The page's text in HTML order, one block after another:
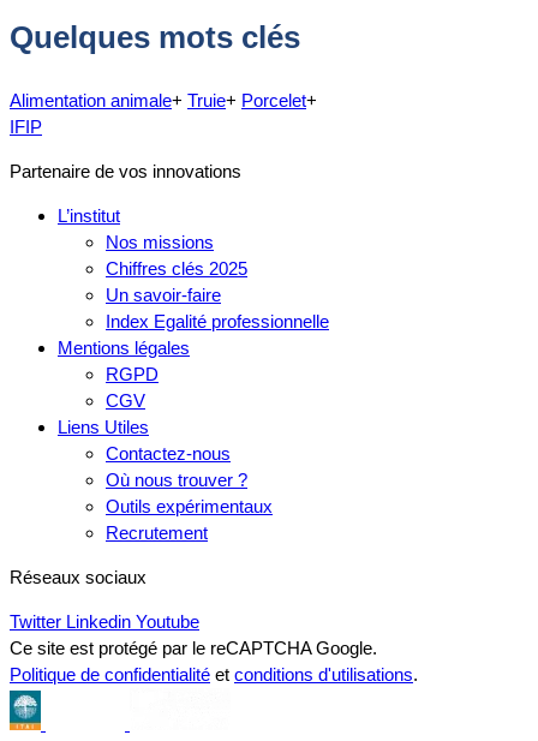
Quelques mots clés
Alimentation animale+ Truie+ Porcelet+
IFIP
Partenaire de vos innovations
L’institut
Nos missions
Chiffres clés 2025
Un savoir-faire
Index Egalité professionnelle
Mentions légales
RGPD
CGV
Liens Utiles
Contactez-nous
Où nous trouver ?
Outils expérimentaux
Recrutement
Réseaux sociaux
Twitter Linkedin Youtube
Ce site est protégé par le reCAPTCHA Google.
Politique de confidentialité et conditions d'utilisations.